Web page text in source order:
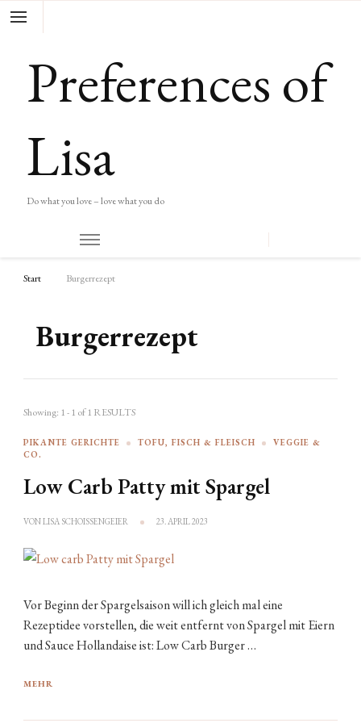
Preferences of
Lisa
Do what you love – love what you do
Start Burgerrezept
Burgerrezept
Showing: 1 - 1 of 1 RESULTS
PIKANTE GERICHTE TOFU, FISCH & FLEISCH
VEGGIE &
CO.
Low Carb Patty mit Spargel
VONLISA SCHOISSENGEIER 23. APRIL 2023
Vor Beginn der Spargelsaison will ich gleich mal eine
Rezeptidee vorstellen, die weit entfernt von Spargel mit Eiern
und Sauce Hollandaise ist: Low Carb Burger …
MEHR